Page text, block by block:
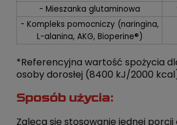
- Mieszanka glutaminowa
- Kompleks pomocniczy (naringina,
L-alanina, AKG, Bioperine®)
*Referencyjna wartość spożycia
osoby dorosłej (8400 kJ/2000
Sposób użycia:
Zaleca się stosowanie jednej porcji